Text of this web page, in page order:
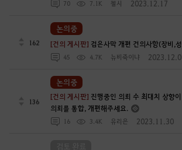
70 7.1K 첼시 2023.12.17
162 [건의 게시판] 검은사막 개편 건의사항(장비,
45 4.7K 뉴비죽이냐
논의중
136
[건의 게시판] 진행중인 의뢰 수 최대치 상향
의뢰를 통합, 개편해주세요.
16 3.4K 유리은 2023.11.30
논의중